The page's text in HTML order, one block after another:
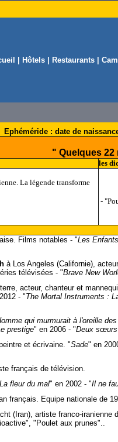
Hôtels| Restaurants|
Ephéméride : date de
" Quelques 22
les
La légende transforme
-
Films notables - "Les
à Los Angeles (Californie),
télévisées - "Brave New
acteur, chanteur et
- "The Mortal Instruments :
qui murmurait à l'oreille
prestige" en 2006 - "Deux sœurs
et écrivaine. "Sade" en
français de télévision.
La fleur du mal" en 2002 - "Il ne
français. Equipe nationale de
(Iran), artiste franco-iranienne
"Poulet aux prunes"..